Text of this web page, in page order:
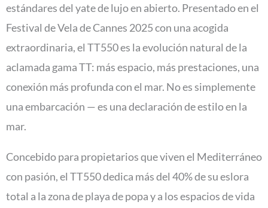
estándares del yate de lujo en abierto. Presentado en el
Festival de Vela de Cannes 2025 con una acogida
extraordinaria, el TT550 es la evolución natural de la
aclamada gama TT: más espacio, más prestaciones, una
conexión más profunda con el mar. No es simplemente
una embarcación — es una declaración de estilo en la
mar.
Concebido para propietarios que viven el Mediterráneo
con pasión, el TT550 dedica más del 40% de su eslora
total a la zona de playa de popa y a los espacios de vida